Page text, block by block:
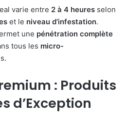
varie entre 2 à 4 heures selon
et le niveau d’infestation.
une pénétration complète
tous les micro-
: Produits
d’Exception